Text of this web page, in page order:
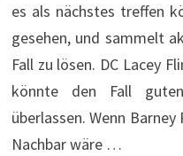
es als nächstes treffen
gesehen, und sammelt
Fall zu lösen. DC Lacey
könnte den Fall
überlassen. Wenn
Nachbar wäre …